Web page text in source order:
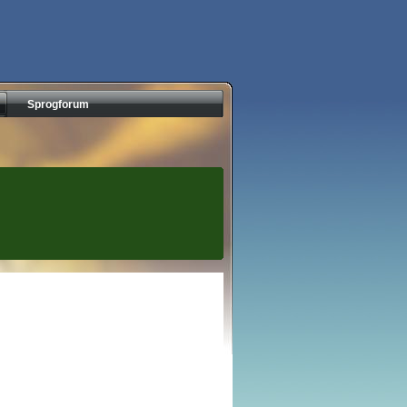
Sprogforum